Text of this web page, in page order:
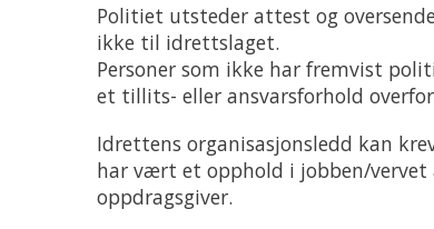
Politiet utsteder attest og
ikke til idrettslaget.
Personer som ikke har fremvist
et tillits- eller ansvarsforhold
Idrettens organisasjonsledd kan
har vært et opphold i jobben/vervet
oppdragsgiver.